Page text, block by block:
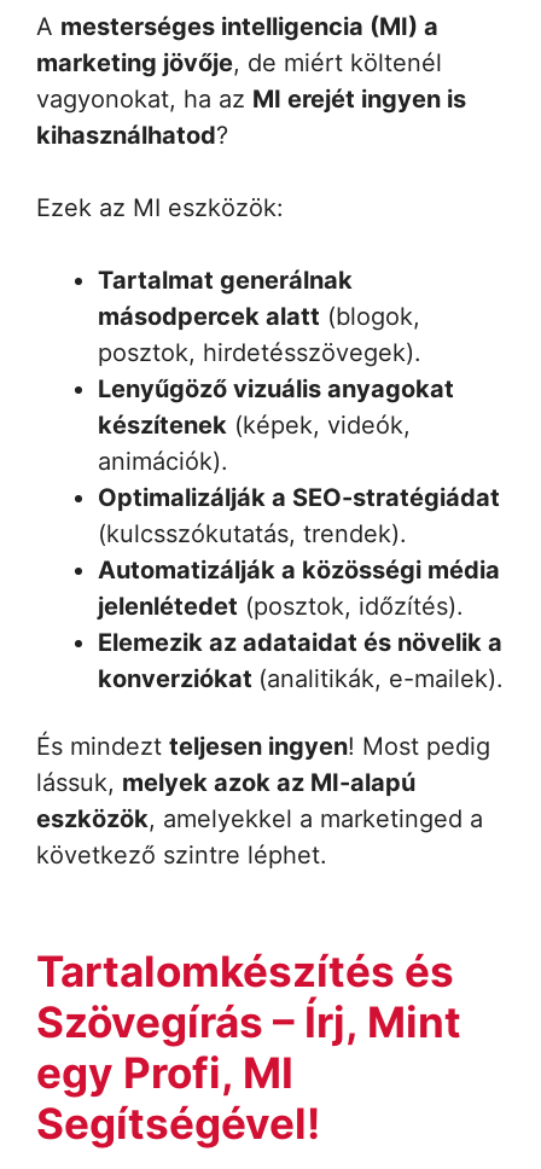
A mesterséges intelligencia (MI) a
marketing jövője, de miért költenél
vagyonokat, ha az MI erejét ingyen is
kihasználhatod?
Ezek az MI eszközök:
Tartalmat generálnak
másodpercek alatt (blogok,
posztok, hirdetésszövegek).
Lenyűgöző vizuális anyagokat
készítenek (képek, videók,
animációk).
Optimalizálják a SEO-stratégiádat
(kulcsszókutatás, trendek).
Automatizálják a közösségi média
jelenlétedet (posztok, időzítés).
Elemezik az adataidat és növelik a
konverziókat (analitikák, e-mailek).
És mindezt teljesen ingyen! Most pedig
lássuk, melyek azok az MI-alapú
eszközök, amelyekkel a marketinged a
következő szintre léphet.
Tartalomkészítés és
Szövegírás – Írj, Mint
egy Profi, MI
Segítségével!